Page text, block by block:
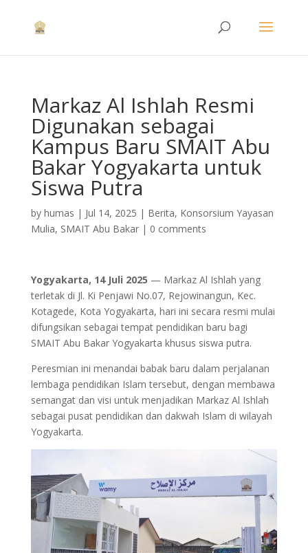
Markaz Al Ishlah Resmi
Digunakan sebagai
Kampus Baru SMAIT Abu
Bakar Yogyakarta untuk
Siswa Putra
by humas | Jul 14, 2025 | Berita, Konsorsium Yayasan
Mulia, SMAIT Abu Bakar| 0 comments
Yogyakarta, 14 Juli 2025 — Markaz Al Ishlah yang
terletak di Jl. Ki Penjawi No.07, Rejowinangun, Kec.
Kotagede, Kota Yogyakarta, hari ini secara resmi mulai
difungsikan sebagai tempat pendidikan baru bagi
SMAIT Abu Bakar Yogyakarta khusus siswa putra.
Peresmian ini menandai babak baru dalam perjalanan
lembaga pendidikan Islam tersebut, dengan membawa
semangat dan visi untuk menjadikan Markaz Al Ishlah
sebagai pusat pendidikan dan dakwah Islam di wilayah
Yogyakarta.